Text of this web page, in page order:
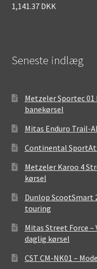
1,141.37 DKK
Seneste indlæg
Metzeler Sportec
banekørsel
Mitas Enduro Trail-
Continental
Metzeler Karoo 4
kørsel
Dunlop
touring
Mitas Street Force
daglig kørsel
CST CM-NK01 –